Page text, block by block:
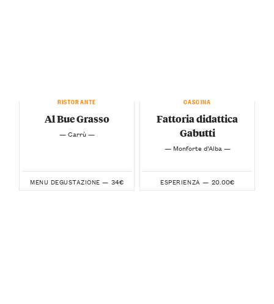
RISTORANTE
Al Bue Grasso
— Carrù —
MENU DEGUSTAZIONE — 34€
CASCINA
Fattoria didattica
Gabutti
— Monforte d’Alba —
ESPERIENZA — 20.00€